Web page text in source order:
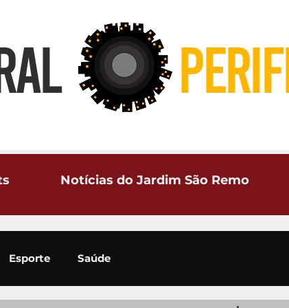
Notícias do Jardim São Remo
Esporte Saúde